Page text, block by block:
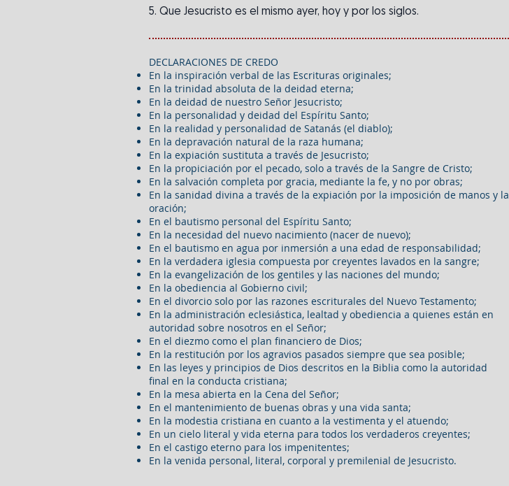
5. Que Jesucristo es el mismo ayer, hoy y por los siglos.
DECLARACIONES DE CREDO
En la inspiración verbal de las Escrituras originales;
En la trinidad absoluta de la deidad eterna;
En la deidad de nuestro Señor Jesucristo;
En la personalidad y deidad del Espíritu Santo;
En la realidad y personalidad de Satanás (el diablo);
En la depravación natural de la raza humana;
En la expiación sustituta a través de Jesucristo;
En la propiciación por el pecado, solo a través de la Sangre de Cristo;
En la salvación completa por gracia, mediante la fe, y no por obras;
En la sanidad divina a través de la expiación por la imposición de manos y la
oración;
En el bautismo personal del Espíritu Santo;
En la necesidad del nuevo nacimiento (nacer de nuevo);
En el bautismo en agua por inmersión a una edad de responsabilidad;
En la verdadera iglesia compuesta por creyentes lavados en la sangre;
En la evangelización de los gentiles y las naciones del mundo;
En la obediencia al Gobierno civil;
En el divorcio solo por las razones escriturales del Nuevo Testamento;
En la administración eclesiástica, lealtad y obediencia a quienes están en
autoridad sobre nosotros en el Señor;
En el diezmo como el plan financiero de Dios;
En la restitución por los agravios pasados siempre que sea posible;
En las leyes y principios de Dios descritos en la Biblia como la autoridad
final en la conducta cristiana;
En la mesa abierta en la Cena del Señor;
En el mantenimiento de buenas obras y una vida santa;
En la modestia cristiana en cuanto a la vestimenta y el atuendo;
En un cielo literal y vida eterna para todos los verdaderos creyentes;
En el castigo eterno para los impenitentes;
En la venida personal, literal, corporal y premilenial de Jesucristo.